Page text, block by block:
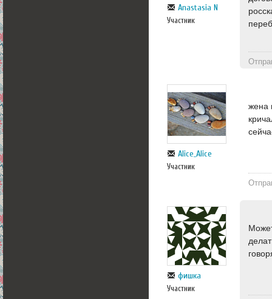
Anastasia N
Участник
Alice_Alice
Участник
жена
фишка
Участник